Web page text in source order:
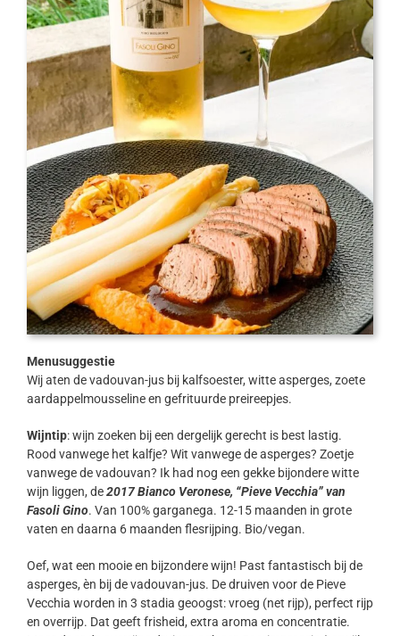
Menusuggestie
Wij aten de vadouvan-jus bij kalfsoester, witte asperges, zoete
aardappelmousseline en gefrituurde preireepjes.
Wijntip: wijn zoeken bij een dergelijk gerecht is best lastig.
Rood vanwege het kalfje? Wit vanwege de asperges? Zoetje
vanwege de vadouvan? Ik had nog een gekke bijondere witte
wijn liggen, de2017 Bianco Veronese, “Pieve Vecchia” van
Fasoli Gino. Van 100% garganega. 12-15 maanden in grote
vaten en daarna 6 maanden flesrijping. Bio/vegan.
Oef, wat een mooie en bijzondere wijn! Past fantastisch bij de
asperges, èn bij de vadouvan-jus. De druiven voor de Pieve
Vecchia worden in 3 stadia geoogst: vroeg (net rijp), perfect rijp
en overrijp. Dat geeft frisheid, extra aroma en concentratie.